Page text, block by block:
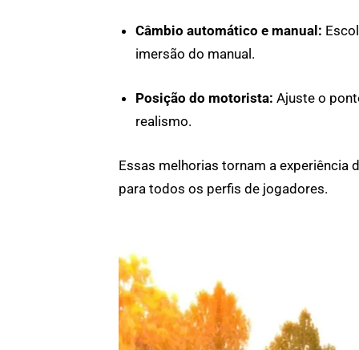
Câmbio automático e manual:
imersão do manual.
Posição do motorista: Ajuste o
realismo.
Essas melhorias tornam a experiência
para todos os perfis de jogadores.